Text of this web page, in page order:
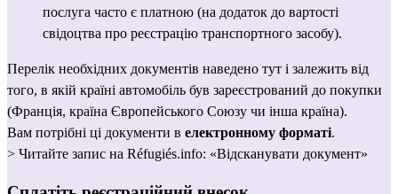
послуга часто є платною (на додаток до вартості
свідоцтва про реєстрацію транспортного засобу).
Перелік необхідних документів наведено тут і залежить від
того, в якій країні автомобіль був зареєстрований до покупки
(Франція, країна Європейського Союзу чи інша країна).
Вам потрібні ці документи в електронному форматі.
> Читайте запис на Réfugiés.info: «Відсканувати документ»